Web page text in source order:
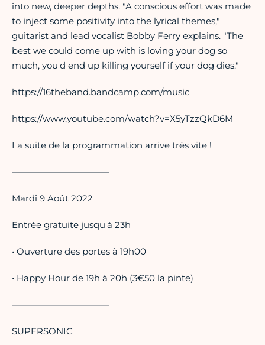
into new, deeper depths. "A conscious effort was made
to inject some positivity into the lyrical themes,"
guitarist and lead vocalist Bobby Ferry explains. "The
best we could come up with is loving your dog so
much, you'd end up killing yourself if your dog dies."
https://16theband.bandcamp.com/music
https://www.youtube.com/watch?v=X5yTzzQkD6M
La suite de la programmation arrive très vite !
———————————
Mardi 9 Août 2022
Entrée gratuite jusqu'à 23h
• Ouverture des portes à 19h00
• Happy Hour de 19h à 20h (3€50 la pinte)
———————————
SUPERSONIC